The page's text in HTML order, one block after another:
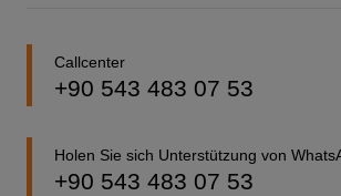
Callcenter
+90 543 483 07 53
Holen Sie sich Unterstützung von
+90 543 483 07 53